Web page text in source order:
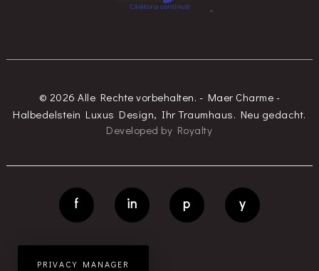
PRIVACY MANAGER
© 2026 Alle Rechte vorbehalten. - Maer Charme -
Halbedelstein Luxus Design, Ihr Traumhaus. Neu gedacht.
Developed by Royalty
f in p y